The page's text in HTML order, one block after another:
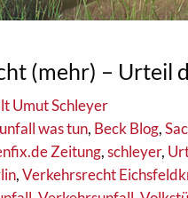
(mehr) – Urteil
Umut Schleyer
was tun, Beck Blog,
Zeitung,schleyer,
,Verkehrsrecht